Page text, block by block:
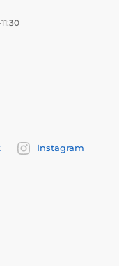
Instagram